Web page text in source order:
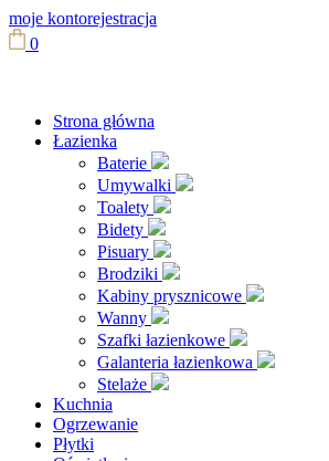
moje kontorejestracja
0
Strona główna
Łazienka
Baterie
Umywalki
Toalety
Bidety
Pisuary
Brodziki
Kabiny prysznicowe
Wanny
Szafki łazienkowe
Galanteria łazienkowa
Stelaże
Kuchnia
Ogrzewanie
Płytki